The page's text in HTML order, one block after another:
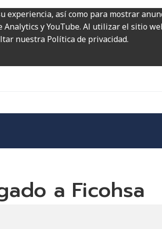
así como para mostrar
y YouTube. Al utilizar el sitio
nuestra Política de privacidad.
a Ficohsa